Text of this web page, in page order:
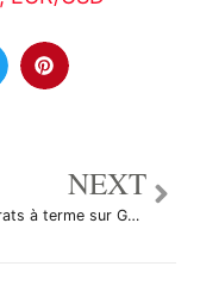
NEXT
Les contrats à terme sur Gaz naturel ont reculé durant la séance américaine